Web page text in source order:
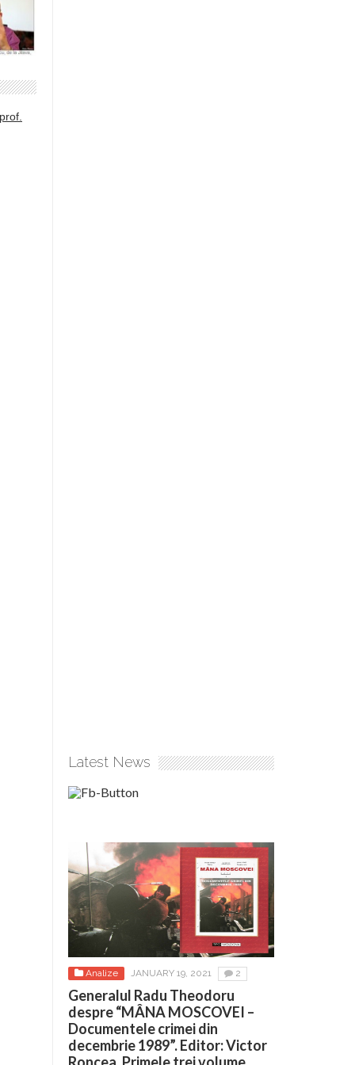
Latest News
Analize JANUARY 19, 2021 2
Generalul Radu Theodoru
despre “MÂNA MOSCOVEI –
Documentele crimei din
decembrie 1989”. Editor: Victor